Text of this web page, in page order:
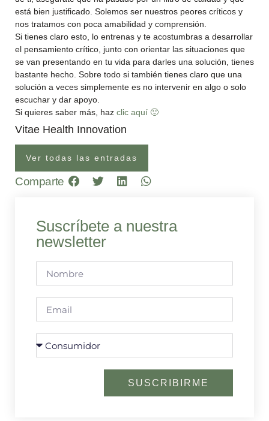
está bien justificado. Solemos ser nuestros peores críticos y
nos tratamos con poca amabilidad y comprensión.
Si tienes claro esto, lo entrenas y te acostumbras a desarrollar
el pensamiento crítico, junto con orientar las situaciones que
se van presentando en tu vida para darles una solución, tienes
bastante hecho. Sobre todo si también tienes claro que una
solución a veces simplemente es no intervenir en algo o solo
escuchar y dar apoyo.
Si quieres saber más, haz clic aquí 🙂
Vitae Health Innovation
Ver todas las entradas
Comparte
Suscríbete a nuestra
newsletter
SUSCRIBIRME